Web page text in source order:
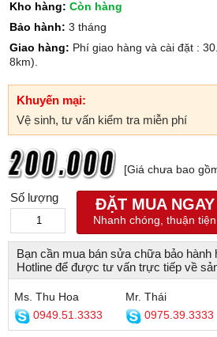
Kho hàng: Còn hàng
Bảo hành: 3 tháng
Giao hàng: Phí giao hàng và cài đặt :
8km).
Khuyến mại:
Vệ sinh, tư vấn kiểm tra miễn phí
[Giá chưa bao
Số lượng ĐẶT MUA NGAY
Nhanh chóng, thuận tiện
Bạn cần mua bán sửa chữa bảo hành
Hotline để được tư vấn trực tiếp về
Ms. Thu Hoa
0949.51.3333
Mr. Thái
0975.39.3333